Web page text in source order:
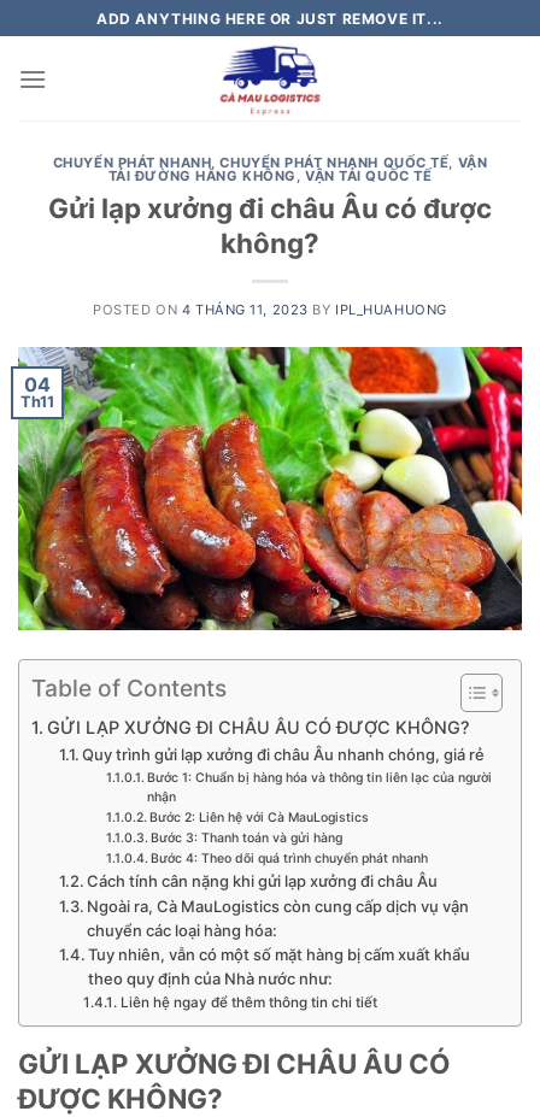
to
content
ADD ANYTHING HERE OR JUST REMOVE IT...
CHUYỂN PHÁT NHANH,CHUYỂN PHÁT NHANH QUỐC TẾ, VẬN
TẢI ĐƯỜNG HÀNG KHÔNG , VẬN TẢI QUỐC TẾ
Gửi lạp xưởng đi châu Âu có được
không?
POSTED ON 4 THÁNG 11, 2023 BY IPL_HUAHUONG
04
Th11
Table of Contents
GỬI LẠP XƯỞNG ĐI CHÂU ÂU CÓ ĐƯỢC KHÔNG?
Quy trình gửi lạp xưởng đi châu Âu nhanh chóng, giá rẻ
Bước 1: Chuẩn bị hàng hóa và thông tin liên lạc của người
nhận
Bước 2: Liên hệ với Cà MauLogistics
Bước 3: Thanh toán và gửi hàng
Bước 4: Theo dõi quá trình chuyển phát nhanh
Cách tính cân nặng khi gửi lạp xưởng đi châu Âu
Ngoài ra, Cà MauLogistics còn cung cấp dịch vụ vận
chuyển các loại hàng hóa:
Tuy nhiên, vẫn có một số mặt hàng bị cấm xuất khẩu
theo quy định của Nhà nước như:
Liên hệ ngay để thêm thông tin chi tiết
GỬI LẠP XƯỞNG ĐI CHÂU ÂU CÓ
ĐƯỢC KHÔNG?